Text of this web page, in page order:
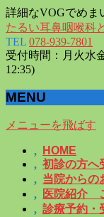
詳細なVOGでめま
たるい耳鼻咽喉科
TEL 078-939-7801
受付時間：月火水
12:35)
MENU
メニューを飛ばす
HOME
初診の方へ
当院からの
医院紹介
診療予約・